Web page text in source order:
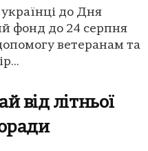
до Дня
фонд до 24 серпня
ветеранам та
від літньої